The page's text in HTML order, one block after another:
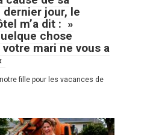
dernier jour, le
m’a dit : »
chose
mari ne vous a
fille pour les vacances de